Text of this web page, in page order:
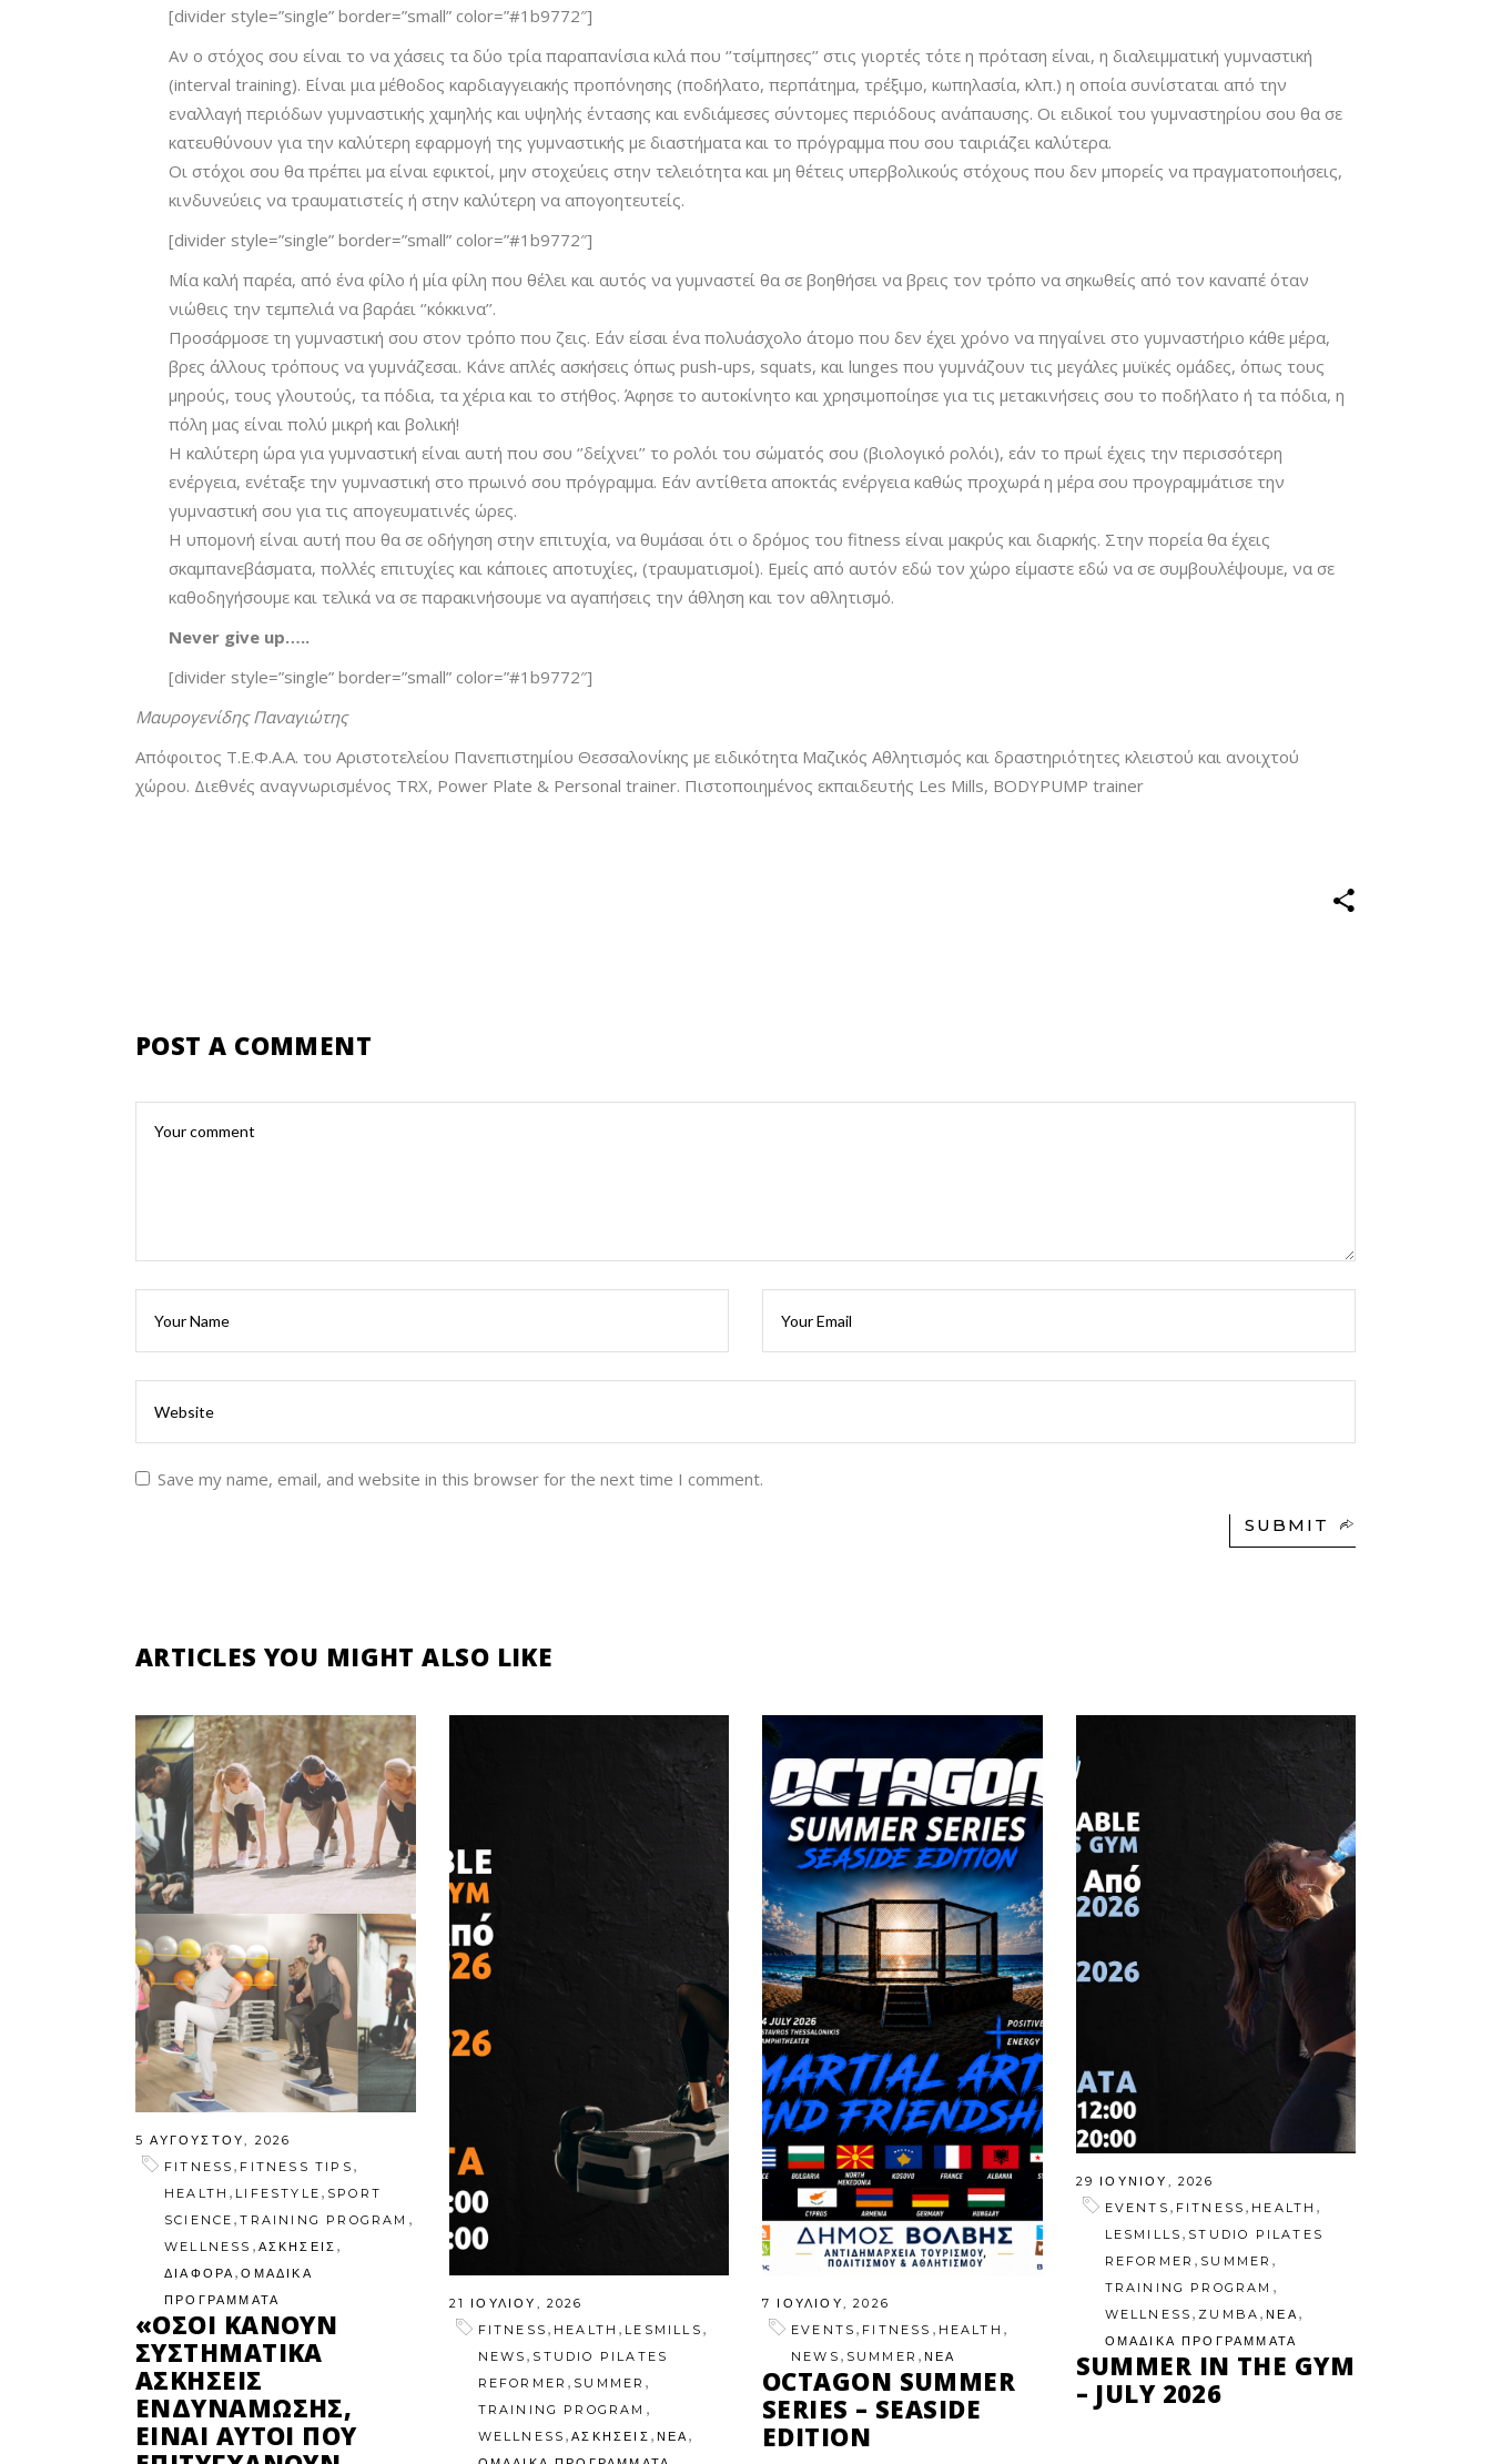
[divider style=”single” border=”small” color=”#1b9772″]
Αν ο στόχος σου είναι το να χάσεις τα δύο τρία παραπανίσια κιλά που ‘’τσίμπησες’’ στις γιορτές τότε η πρόταση είναι, η διαλειμματική γυμναστική
(interval training). Είναι μια μέθοδος καρδιαγγειακής προπόνησης (ποδήλατο, περπάτημα, τρέξιμο, κωπηλασία, κλπ.) η οποία συνίσταται από την
εναλλαγή περιόδων γυμναστικής χαμηλής και υψηλής έντασης και ενδιάμεσες σύντομες περιόδους ανάπαυσης. Οι ειδικοί του γυμναστηρίου σου θα σε
κατευθύνουν για την καλύτερη εφαρμογή της γυμναστικής με διαστήματα και το πρόγραμμα που σου ταιριάζει καλύτερα.
Οι στόχοι σου θα πρέπει μα είναι εφικτοί, μην στοχεύεις στην τελειότητα και μη θέτεις υπερβολικούς στόχους που δεν μπορείς να πραγματοποιήσεις,
κινδυνεύεις να τραυματιστείς ή στην καλύτερη να απογοητευτείς.
[divider style=”single” border=”small” color=”#1b9772″]
Μία καλή παρέα, από ένα φίλο ή μία φίλη που θέλει και αυτός να γυμναστεί θα σε βοηθήσει να βρεις τον τρόπο να σηκωθείς από τον καναπέ όταν
νιώθεις την τεμπελιά να βαράει ‘’κόκκινα’’.
Προσάρμοσε τη γυμναστική σου στον τρόπο που ζεις. Εάν είσαι ένα πολυάσχολο άτομο που δεν έχει χρόνο να πηγαίνει στο γυμναστήριο κάθε μέρα,
βρες άλλους τρόπους να γυμνάζεσαι. Κάνε απλές ασκήσεις όπως push-ups, squats, και lunges που γυμνάζουν τις μεγάλες μυϊκές ομάδες, όπως τους
μηρούς, τους γλουτούς, τα πόδια, τα χέρια και το στήθος. Άφησε το αυτοκίνητο και χρησιμοποίησε για τις μετακινήσεις σου το ποδήλατο ή τα πόδια, η
πόλη μας είναι πολύ μικρή και βολική!
Η καλύτερη ώρα για γυμναστική είναι αυτή που σου ‘’δείχνει’’ το ρολόι του σώματός σου (βιολογικό ρολόι), εάν το πρωί έχεις την περισσότερη
ενέργεια, ενέταξε την γυμναστική στο πρωινό σου πρόγραμμα. Εάν αντίθετα αποκτάς ενέργεια καθώς προχωρά η μέρα σου προγραμμάτισε την
γυμναστική σου για τις απογευματινές ώρες.
Η υπομονή είναι αυτή που θα σε οδήγηση στην επιτυχία, να θυμάσαι ότι ο δρόμος του fitness είναι μακρύς και διαρκής. Στην πορεία θα έχεις
σκαμπανεβάσματα, πολλές επιτυχίες και κάποιες αποτυχίες, (τραυματισμοί). Εμείς από αυτόν εδώ τον χώρο είμαστε εδώ να σε συμβουλέψουμε, να σε
καθοδηγήσουμε και τελικά να σε παρακινήσουμε να αγαπήσεις την άθληση και τον αθλητισμό.
Never give up…..
[divider style=”single” border=”small” color=”#1b9772″]
Μαυρογενίδης Παναγιώτης
Απόφοιτος Τ.Ε.Φ.Α.Α. του Αριστοτελείου Πανεπιστημίου Θεσσαλονίκης με ειδικότητα Μαζικός Αθλητισμός και δραστηριότητες κλειστού και ανοιχτού
χώρου. Διεθνές αναγνωρισμένος TRX, Power Plate & Personal trainer. Πιστοποιημένος εκπαιδευτής Les Mills, BODYPUMP trainer
POST A COMMENT
Save my name, email, and website in this browser for the next time I comment.
SUBMIT
ARTICLES YOU MIGHT ALSO LIKE
5 ΑΥΓΟΎΣΤΟΥ, 2026
FITNESS , FITNESS TIPS ,
HEALTH , LIFESTYLE , SPORT
SCIENCE ,TRAINING PROGRAM ,
WELLNESS , ΑΣΚΗΣΕΙΣ ,
ΔΙΑΦΟΡΑ,ΟΜΑΔΙΚΑ
ΠΡΟΓΡΑΜΜΑΤΑ
«ΌΣΟΙ ΚΆΝΟΥΝ
ΣΥΣΤΗΜΑΤΙΚΆ
ΑΣΚΉΣΕΙΣ
ΕΝΔΥΝΆΜΩΣΗΣ,
ΕΊΝΑΙ ΑΥΤΟΊ ΠΟΥ
21 ΙΟΥΛΊΟΥ, 2026
FITNESS
HEALTH LESMILLS
NEWS
STUDIO PILATES
REFORMER
SUMMER
TRAINING PROGRAM
WELLNESS ΑΣΚΗΣΕΙΣ ΝΕΑ
7 ΙΟΥΛΊΟΥ, 2026
EVENTS
FITNESS HEALTH
NEWS SUMMER ,ΝΕΑ
OCTAGON SUMMER
SERIES – SEASIDE
EDITION
29 ΙΟΥΝΊΟΥ, 2026
EVENTS
FITNESS HEALTH
LESMILLS
STUDIO PILATES
REFORMER
SUMMER
TRAINING PROGRAM
WELLNESS ZUMBA ,ΝΕΑ
ΟΜΑΔΙΚΑ ΠΡΟΓΡΑΜΜΑΤΑ
SUMMER IN THE GYM
– JULY 2026